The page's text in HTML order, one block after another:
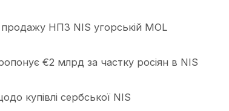
НПЗ NIS угорській MOL
€2 млрд за частку росіян в NIS
купівлі сербської NIS